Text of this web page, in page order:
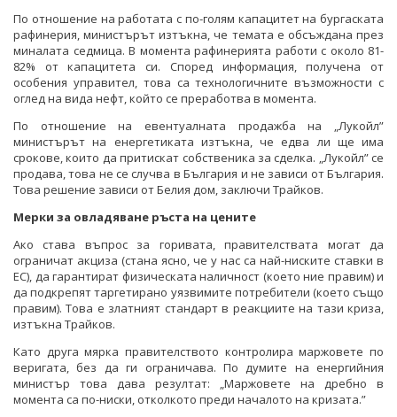
По отношение на работата с по-голям капацитет на бургаската
рафинерия, министърът изтъкна, че темата е обсъждана през
миналата седмица. В момента рафинерията работи с около 81-
82% от капацитета си. Според информация, получена от
особения управител, това са технологичните възможности с
оглед на вида нефт, който се преработва в момента.
По отношение на евентуалната продажба на „Лукойл”
министърът на енергетиката изтъкна, че едва ли ще има
срокове, които да притискат собственика за сделка. „Лукойл” се
продава, това не се случва в България и не зависи от България.
Това решение зависи от Белия дом, заключи Трайков.
Мерки за овладяване ръста на цените
Ако става въпрос за горивата, правителствата могат да
ограничат акциза (стана ясно, че у нас са най-ниските ставки в
ЕС), да гарантират физическата наличност (което ние правим) и
да подкрепят таргетирано уязвимите потребители (което също
правим). Това е златният стандарт в реакциите на тази криза,
изтъкна Трайков.
Като друга мярка правителството контролира маржовете по
веригата, без да ги ограничава. По думите на енергийния
министър това дава резултат: „Маржовете на дребно в
момента са по-ниски, отколкото преди началото на кризата.”